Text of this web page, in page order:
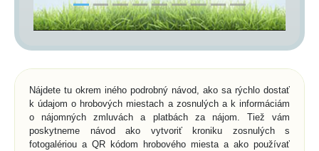
Nájdete tu okrem iného podrobný návod, ako sa rýchlo dostať
k údajom o hrobových miestach a zosnulých a k informáciám
o nájomných zmluvách a platbách za nájom. Tiež vám
poskytneme návod ako vytvoriť kroniku zosnulých s
fotogalériou a QR kódom hrobového miesta a ako používať